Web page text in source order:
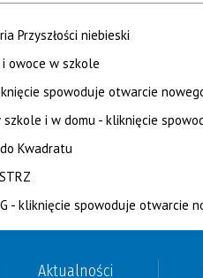
Aktualności